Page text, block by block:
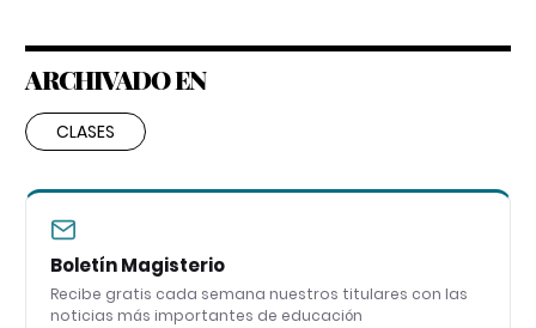
ARCHIVADO EN
CLASES
Boletín Magisterio
Recibe gratis cada semana nuestros titulares con las
noticias más importantes de educación